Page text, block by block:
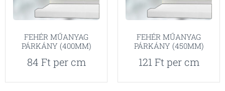
FEHÉR MŰANYAG
PÁRKÁNY (400MM)
84 Ft per cm
FEHÉR MŰANYAG
PÁRKÁNY (450MM)
121 Ft per cm